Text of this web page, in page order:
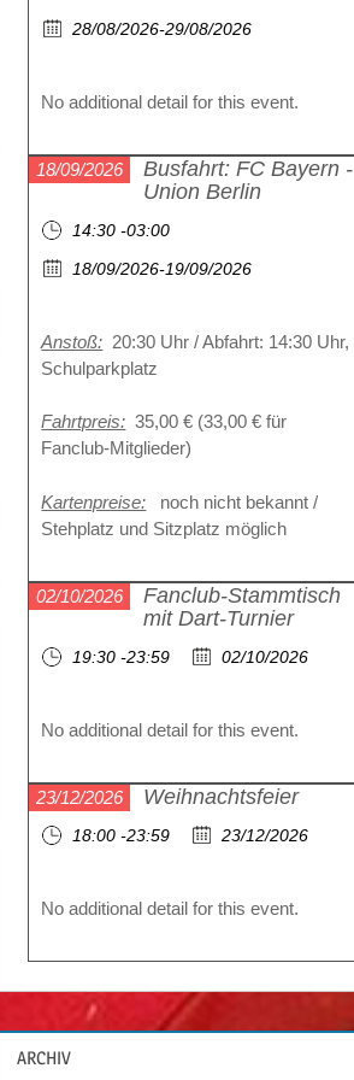
28/08/2026-29/08/2026
No additional detail for this event.
18/09/2026
Busfahrt: FC Bayern -
Union Berlin
14:30 -03:00
18/09/2026-19/09/2026
Anstoß: 20:30 Uhr / Abfahrt: 14:30 Uhr,
Schulparkplatz
Fahrtpreis: 35,00 € (33,00 € für
Fanclub-Mitglieder)
Kartenpreise: noch nicht bekannt /
Stehplatz und Sitzplatz möglich
02/10/2026
Fanclub-Stammtisch
mit Dart-Turnier
19:30 -23:59 02/10/2026
No additional detail for this event.
23/12/2026 Weihnachtsfeier
18:00 -23:59 23/12/2026
No additional detail for this event.
ARCHIV